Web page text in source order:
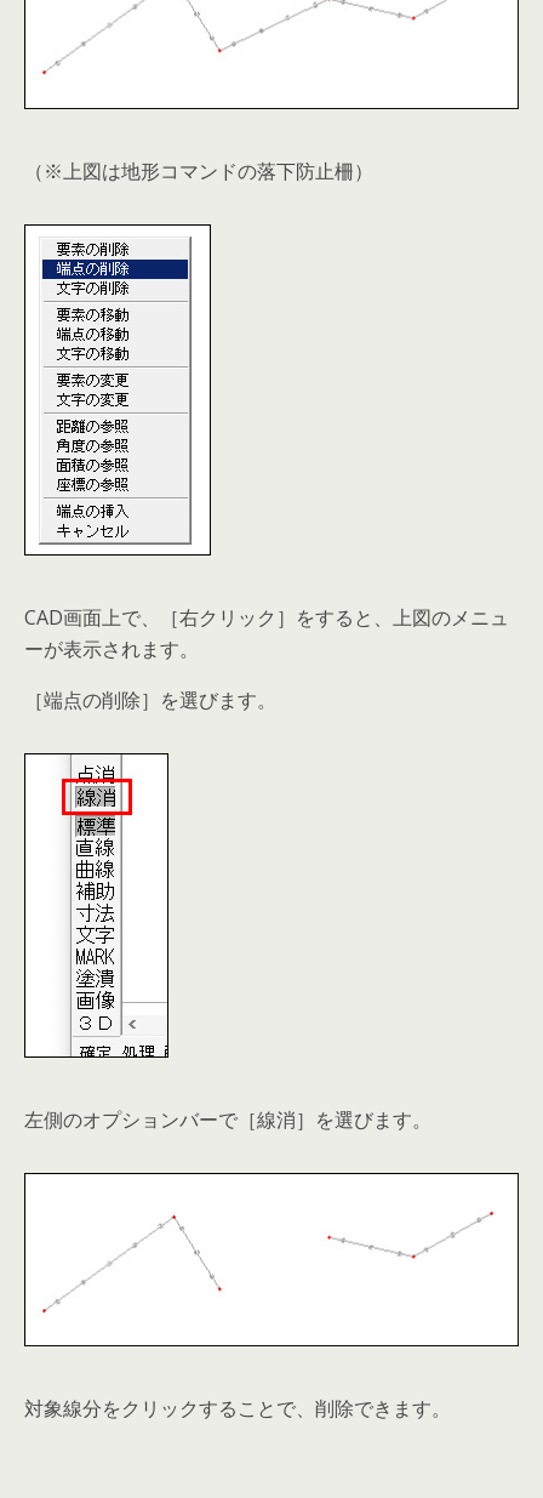
（※上図は地形コマンドの落下防止柵）
CAD画面上で、［右クリック］をすると、上図のメニュ
ーが表示されます。
［端点の削除］を選びます。
左側のオプションバーで［線消］を選びます。
対象線分をクリックすることで、削除できます。